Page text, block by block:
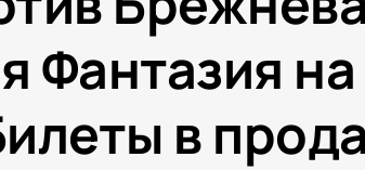
Фантазия
в